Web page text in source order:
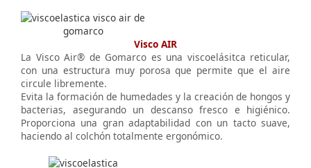
Visco AIR
La Visco Air® de Gomarco es una viscoelásitca reticular,
con una estructura muy porosa que permite que el aire
circule libremente.
Evita la formación de humedades y la creación de hongos y
bacterias, asegurando un descanso fresco e higiénico.
Proporciona una gran adaptabilidad con un tacto suave,
haciendo al colchón totalmente ergonómico.